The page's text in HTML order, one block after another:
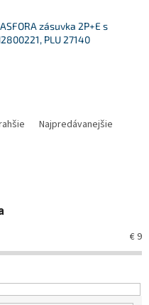
zásuvka 2P+E s
PLU 27140
Najpredávanejšie
€9